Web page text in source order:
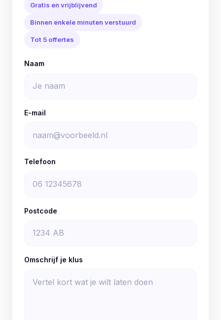
Gratis en vrijblijvend
Binnen enkele minuten verstuurd
Tot 5 offertes
Naam
E-mail
Telefoon
Postcode
Omschrijf je klus